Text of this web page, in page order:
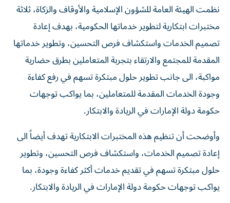
نظمت الهيئة العامة للشؤون الإسلامية والأوقاف والزكاة، ثلاثة
مختبرات ابتكارية لتطوير خدماتها الحكومية، بهدف إعادة
تصميم الخدمات واستكشاف فرص التحسين، وتطوير خدماتها
المقدمة للمجتمع والارتقاء بتجربة المتعاملين بطرق حضارية
مواكبة، الى جانب تطوير حلول مبتكرة تسهم في رفع كفاءة
وجودة الخدمات المقدمة للمتعاملين، بما يواكب توجهات
حكومة دولة الإمارات في الريادة والابتكار.
وأوضحت أن تنظيم هذه المختبرات الابتكارية تهدف أيضاً الى
إعادة تصميم الخدمات، واستكشاف فرص التحسين، وتطوير
حلول مبتكرة تسهم في تقديم خدمات أكثر كفاءة وجودة، بما
يواكب توجهات حكومة دولة الإمارات في الريادة والابتكار.